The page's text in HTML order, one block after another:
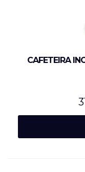
CAFETEIRA